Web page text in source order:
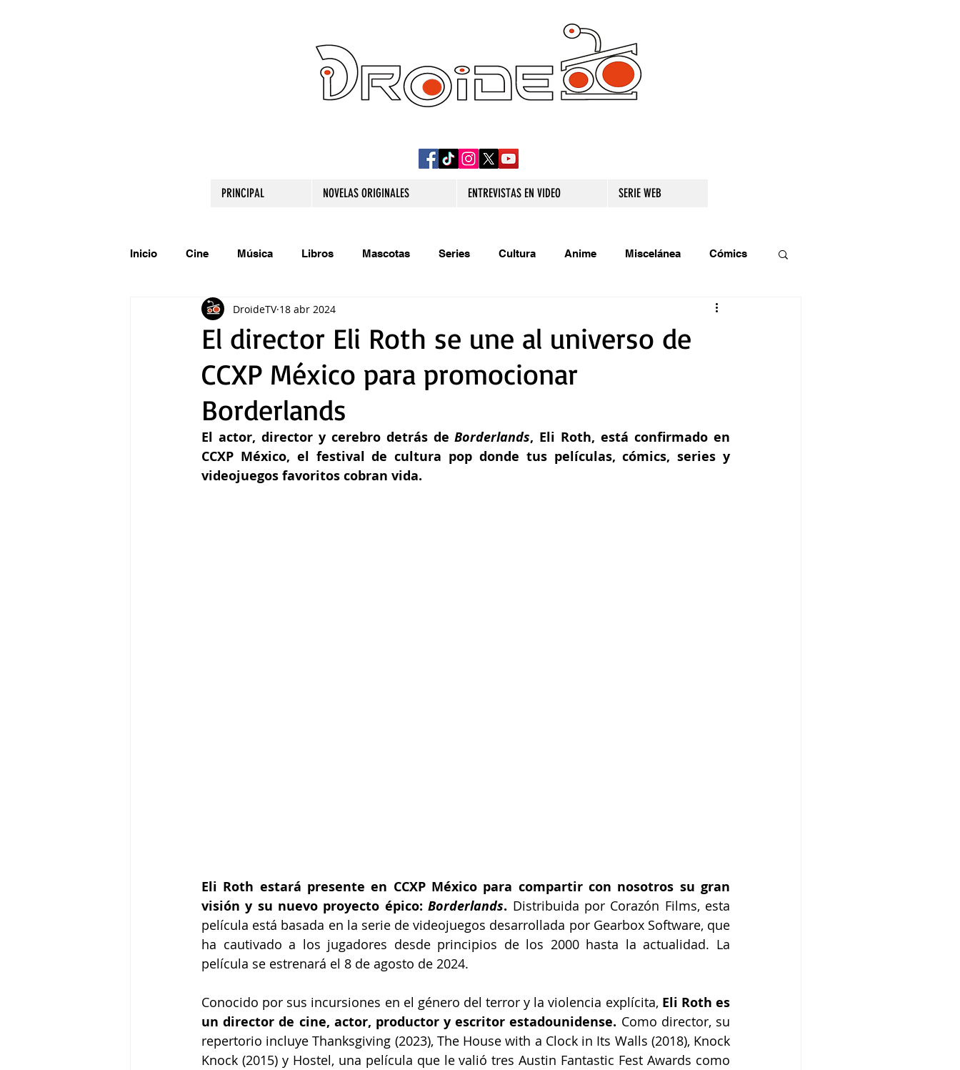
PRINCIPAL NOVELAS ORIGINALES ENTREVISTAS EN VIDEO SERIE WEB
Inicio Cine Música Libros Mascotas Series Cultura Anime Miscelánea Cómics
Comparte tu talento Relatos originales
Gastronomía Tecnología
El director Eli Roth se une al universo de
CCXP México para promocionar
Borderlands
DroideTV 18 abr 2024
El actor, director y cerebro detrás de Borderlands, Eli Roth, está confirmado en
CCXP México, el festival de cultura pop donde tus películas, cómics, series y
videojuegos favoritos cobran vida.
Eli Roth estará presente en CCXP México para compartir con nosotros su gran
visión y su nuevo proyecto épico: Borderlands. Distribuida por Corazón Films, esta
película está basada en la serie de videojuegos desarrollada por Gearbox Software, que
ha cautivado a los jugadores desde principios de los 2000 hasta la actualidad. La
película se estrenará el 8 de agosto de 2024.
Conocido por sus incursiones en el género del terror y la violencia explícita, Eli Roth es
un director de cine, actor, productor y escritor estadounidense. Como director, su
repertorio incluye Thanksgiving (2023), The House with a Clock in Its Walls (2018), Knock
Knock (2015) y Hostel, una película que le valió tres Austin Fantastic Fest Awards como